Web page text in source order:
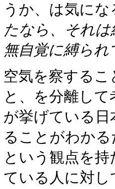
うか、は気に
たなら、それ
無自覚に縛ら
空気を察する
と、を分離し
が挙げている日
ることがわか
という観点を
ている人に対